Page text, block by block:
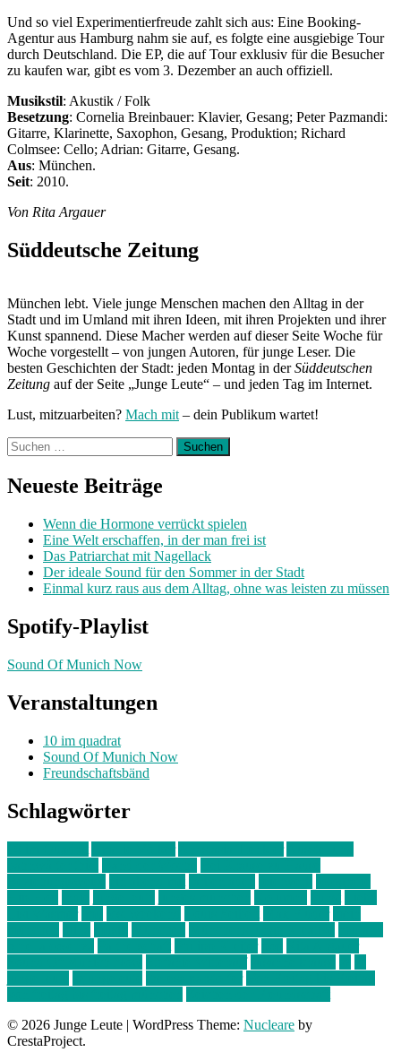
Und so viel Experimentierfreude zahlt sich aus: Eine Booking-
Agentur aus Hamburg nahm sie auf, es folgte eine ausgiebige Tour
durch Deutschland. Die EP, die auf Tour exklusiv für die Besucher
zu kaufen war, gibt es vom 3. Dezember an auch offiziell.
Musikstil: Akustik / Folk
Besetzung: Cornelia Breinbauer: Klavier, Gesang; Peter Pazmandi:
Gitarre, Klarinette, Saxophon, Gesang, Produktion; Richard
Colmsee: Cello; Adrian: Gitarre, Gesang.
Aus: München.
Seit: 2010.
Von Rita Argauer
Süddeutsche Zeitung
München lebt. Viele junge Menschen machen den Alltag in der
Stadt und im Umland mit ihren Ideen, mit ihren Projekten und ihrer
Kunst spannend. Diese Macher werden auf dieser Seite Woche für
Woche vorgestellt – von jungen Autoren, für junge Leser. Die
besten Geschichten der Stadt: jeden Montag in derSüddeutschen
Zeitung auf der Seite „Junge Leute“ – und jeden Tag im Internet.
Lust, mitzuarbeiten? Mach mit– dein Publikum wartet!
Suchen
nach:
Neueste Beiträge
Wenn die Hormone verrückt spielen
Eine Welt erschaffen, in der man frei ist
Das Patriarchat mit Nagellack
Der ideale Sound für den Sommer in der Stadt
Einmal kurz raus aus dem Alltag, ohne was leisten zu müssen
Spotify-Playlist
Sound Of Munich Now
Veranstaltungen
10 im quadrat
Sound Of Munich Now
Freundschaftsbänd
Schlagwörter
© 2026 Junge Leute | WordPress Theme: Nucleare by
CrestaProject.